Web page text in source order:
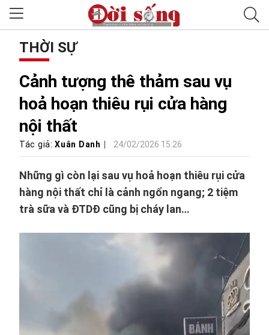
THỜI SỰ
Cảnh tượng thê thảm sau vụ
hoả hoạn thiêu rụi cửa hàng
nội thất
Tác giả:Xuân Danh 24/02/2026 15:26
Những gì còn lại sau vụ hoả hoạn thiêu rụi cửa
hàng nội thất chỉ là cảnh ngổn ngang; 2 tiệm
trà sữa và ĐTDĐ cũng bị cháy lan…